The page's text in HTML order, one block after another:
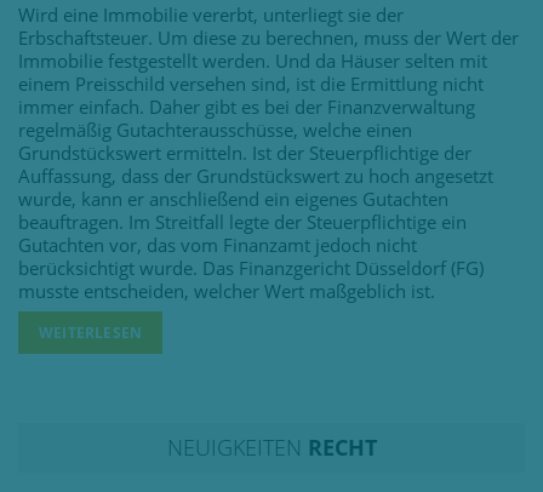
Wird eine Immobilie vererbt, unterliegt sie der
Erbschaftsteuer. Um diese zu berechnen, muss der Wert der
Immobilie festgestellt werden. Und da Häuser selten mit
einem Preisschild versehen sind, ist die Ermittlung nicht
immer einfach. Daher gibt es bei der Finanzverwaltung
regelmäßig Gutachterausschüsse, welche einen
Grundstückswert ermitteln. Ist der Steuerpflichtige der
Auffassung, dass der Grundstückswert zu hoch angesetzt
wurde, kann er anschließend ein eigenes Gutachten
beauftragen. Im Streitfall legte der Steuerpflichtige ein
Gutachten vor, das vom Finanzamt jedoch nicht
berücksichtigt wurde. Das Finanzgericht Düsseldorf (FG)
musste entscheiden, welcher Wert maßgeblich ist.
WEITERLESEN
NEUIGKEITEN RECHT